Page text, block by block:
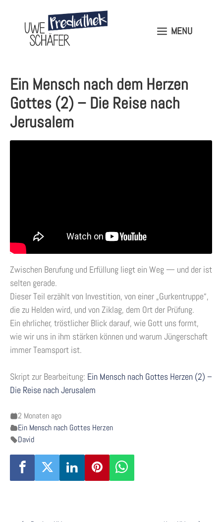
MENU
MENU
Ein Mensch nach dem Herzen
Gottes (2) – Die Reise nach
Jerusalem
Zwischen Berufung und Erfüllung liegt ein Weg — und der ist
selten gerade.
Dieser Teil erzählt von Investition, von einer „Gurkentruppe“,
die zu Helden wird, und von Ziklag, dem Ort der Prüfung.
Ein ehrlicher, tröstlicher Blick darauf, wie Gott uns formt,
wie wir uns in ihm stärken können und warum Jüngerschaft
immer Teamsport ist.
Skript zur Bearbeitung: Ein Mensch nach Gottes Herzen (2) –
Die Reise nach Jerusalem
2 Monaten ago
Ein Mensch nach Gottes Herzen
David